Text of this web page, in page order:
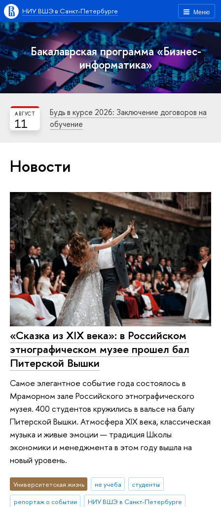
Меню
НИУ ВШЭ в Санкт-Петербурге
Бакалаврская программа «Бизнес-
информатика»
11
АВГУСТ
Будь в курсе 2026: Заключение договоров на
обучение
Новости
«Сказка из XIX века»: в Российском
этнографическом музее прошел бал
Питерской Вышки
Самое элегантное событие года состоялось в
Мраморном зале Российского этнографического
музея. 400 студентов кружились в вальсе на балу
Питерской Вышки. Атмосфера XIX века, классическая
музыка и живые эмоции — традиция Школы
экономики и менеджмента в этом году вышла на
новый уровень.
Университетская жизнь не учеба
студенты
репортаж о событии
НИУ ВШЭ в Санкт-Петербурге